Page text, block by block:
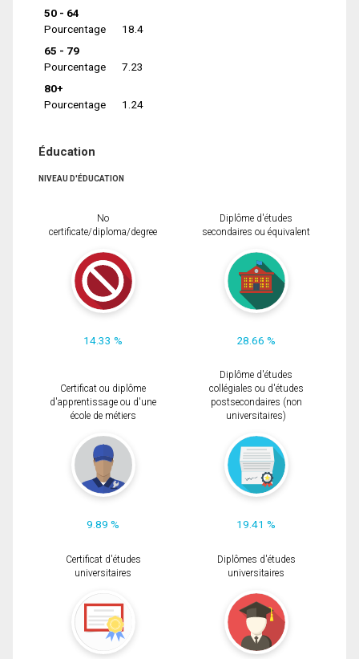
50 - 64
Pourcentage
18.4
65 - 79
Pourcentage
7.23
80+
Pourcentage
1.24
Éducation
NIVEAU D'ÉDUCATION
No
certificate/diploma/degree
14.33 %
Diplôme d'études
secondaires ou équivalent
28.66 %
Certificat ou diplôme
d'apprentissage ou d'une
école de métiers
9.89 %
Diplôme d'études
collégiales ou d'études
postsecondaires (non
universitaires)
19.41 %
Certificat d'études
universitaires
Diplômes d'études
universitaires